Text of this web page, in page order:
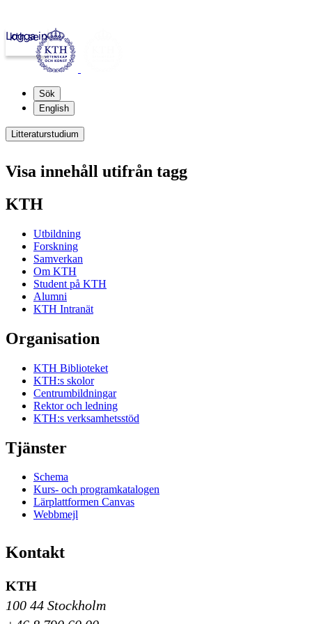
kth.se
Logga in
Sök
English
Litteraturstudium
Visa innehåll utifrån tagg
KTH
Utbildning
Forskning
Samverkan
Om KTH
Student på KTH
Alumni
KTH Intranät
Organisation
KTH Biblioteket
KTH:s skolor
Centrumbildningar
Rektor och ledning
KTH:s verksamhetsstöd
Tjänster
Schema
Kurs- och programkatalogen
Lärplattformen Canvas
Webbmejl
Kontakt
KTH
100 44 Stockholm